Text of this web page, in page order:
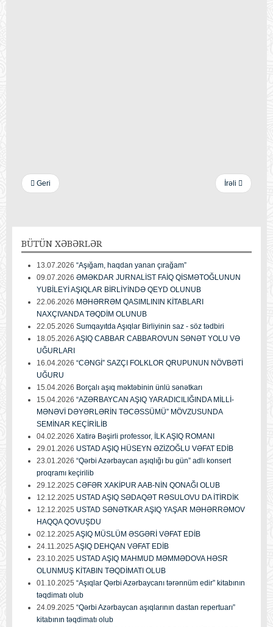
Geri İrəli
BÜTÜN XƏBƏRLƏR
13.07.2026 “Aşığam, haqdan yanan çırağam”
09.07.2026 ƏMƏKDAR JURNALİST FAİQ QİSMƏTOĞLUNUN
YUBİLEYİ AŞIQLAR BİRLİYİNDƏ QEYD OLUNUB
22.06.2026 MƏHƏRRƏM QASIMLININ KİTABLARI
NAXÇIVANDA TƏQDİM OLUNUB
22.05.2026 Sumqayıtda Aşıqlar Birliyinin saz - söz tədbiri
18.05.2026 AŞIQ CABBAR CABBAROVUN SƏNƏT YOLU VƏ
UĞURLARI
16.04.2026 “CƏNGİ” SAZÇI FOLKLOR QRUPUNUN NÖVBƏTİ
UĞURU
15.04.2026 Borçalı aşıq məktəbinin ünlü sənətkarı
15.04.2026 “AZƏRBAYCAN AŞIQ YARADICILIĞINDA MİLLİ-
MƏNƏVİ DƏYƏRLƏRİN TƏCƏSSÜMÜ” MÖVZUSUNDA
SEMİNAR KEÇİRİLİB
04.02.2026 Xatirə Bəşirli professor, İLK AŞIQ ROMANI
29.01.2026 USTAD AŞIQ HÜSEYN ƏZİZOĞLU VƏFAT EDİB
23.01.2026 “Qərbi Azərbaycan aşıqlığı bu gün” adlı konsert
proqramı keçirilib
29.12.2025 CƏFƏR XAKİPUR AAB-NİN QONAĞI OLUB
12.12.2025 USTAD AŞIQ SƏDAQƏT RƏSULOVU DA İTİRDİK
12.12.2025 USTAD SƏNƏTKAR AŞIQ YAŞAR MƏHƏRRƏMOV
HAQQA QOVUŞDU
02.12.2025 AŞIQ MÜSLÜM ƏSGƏRİ VƏFAT EDİB
24.11.2025 AŞIQ DEHQAN VƏFAT EDİB
23.10.2025 USTAD AŞIQ MAHMUD MƏMMƏDOVA HƏSR
OLUNMUŞ KİTABIN TƏQDİMATI OLUB
01.10.2025 “Aşıqlar Qərbi Azərbaycanı tərənnüm edir” kitabının
təqdimatı olub
24.09.2025 “Qərbi Azərbaycan aşıqlarının dastan repertuarı”
kitabının təqdimatı olub